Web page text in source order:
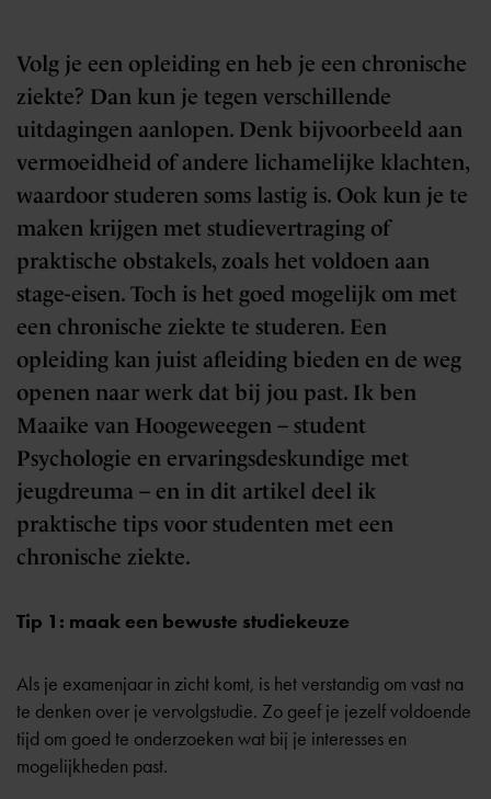
Volg je een opleiding en heb je een chronische
ziekte? Dan kun je tegen verschillende
uitdagingen aanlopen. Denk bijvoorbeeld aan
vermoeidheid of andere lichamelijke klachten,
waardoor studeren soms lastig is. Ook kun je te
maken krijgen met studievertraging of
praktische obstakels, zoals het voldoen aan
stage-eisen. Toch is het goed mogelijk om met
een chronische ziekte te studeren. Een
opleiding kan juist afleiding bieden en de weg
openen naar werk dat bij jou past. Ik ben
Maaike van Hoogeweegen – student
Psychologie en ervaringsdeskundige met
jeugdreuma – en in dit artikel deel ik
praktische tips voor studenten met een
chronische ziekte.
Tip 1: maak een bewuste studiekeuze
Als je examenjaar in zicht komt, is het verstandig om vast na
te denken over je vervolgstudie. Zo geef je jezelf voldoende
tijd om goed te onderzoeken wat bij je interesses en
mogelijkheden past.